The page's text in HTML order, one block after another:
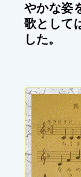
やかな姿
歌として
した。